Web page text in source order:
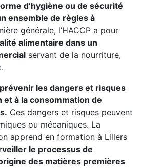
d’hygiène ou de sécurité
ensemble de règles à
générale, l’HACCP a pour
alimentaire dans un
servant de la nourriture,
prévenir les dangers et risques
et à la consommation de
Ces dangers et risques peuvent
ou mécaniques. La
apprend en formation à Lillers
le processus de
des matières premières